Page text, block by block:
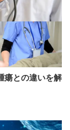
瘍との違いを解